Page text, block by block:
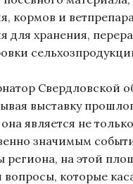
кормов и
для хранения,
Свердловской
выставку
является не
значимым
региона, на этой
вопросы, которые